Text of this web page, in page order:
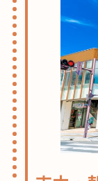
♪”
の